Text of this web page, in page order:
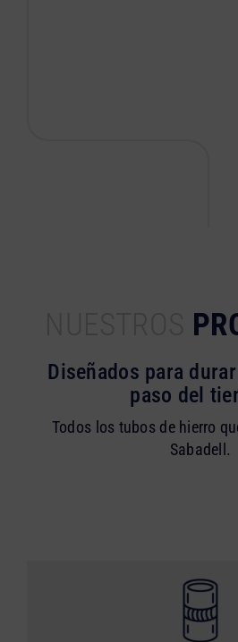
Diseñados para
paso del
Todos los tubos de hierro
Sabadell.